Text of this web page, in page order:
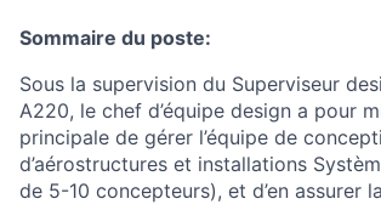
Sommaire du poste:
Sous la supervision du Superviseur
A220, le chef d’équipe design a pour
principale de gérer l’équipe de
d’aérostructures et installations
de 5-10 concepteurs), et d’en assurer